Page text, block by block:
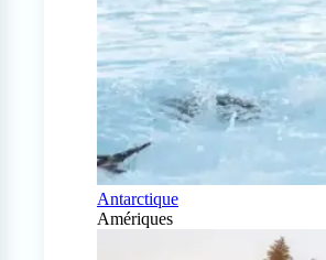
Antarctique
Amériques